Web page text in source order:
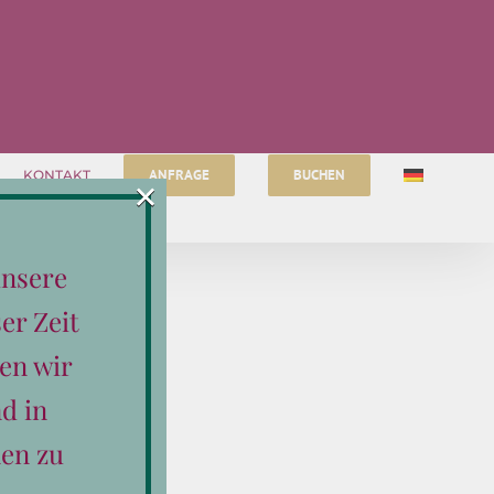
KONTAKT ANFRAGE BUCHEN
Zeit
wir
in
zu
×